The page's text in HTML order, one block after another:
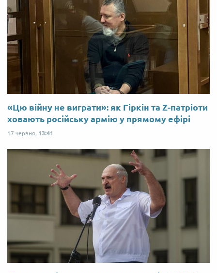
«Цю війну не виграти»: як Гіркін та Z-патріоти
ховають російську армію у прямому ефірі
17 червня, 13:41